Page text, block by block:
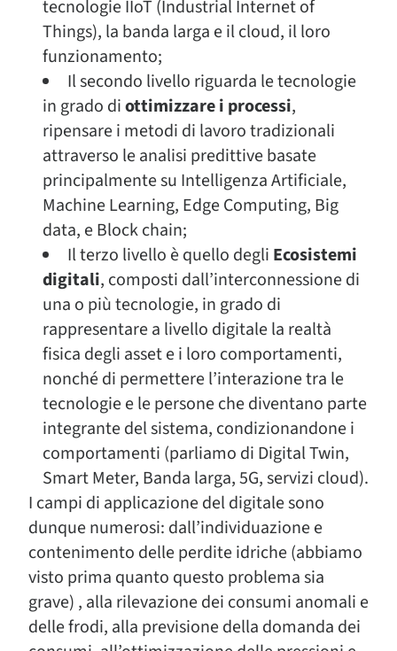
tecnologie IIoT (Industrial Internet of
Things), la banda larga e il cloud, il loro
funzionamento;
Il secondo livello riguarda le tecnologie
in grado diottimizzare i processi,
ripensare i metodi di lavoro tradizionali
attraverso le analisi predittive basate
principalmente su Intelligenza Artificiale,
Machine Learning, Edge Computing, Big
data, e Block chain;
Il terzo livello è quello degli Ecosistemi
digitali, composti dall’interconnessione di
una o più tecnologie, in grado di
rappresentare a livello digitale la realtà
fisica degli asset e i loro comportamenti,
nonché di permettere l’interazione tra le
tecnologie e le persone che diventano parte
integrante del sistema, condizionandone i
comportamenti (parliamo di Digital Twin,
Smart Meter, Banda larga, 5G, servizi cloud).
I campi di applicazione del digitale sono
dunque numerosi: dall’individuazione e
contenimento delle perdite idriche (abbiamo
visto prima quanto questo problema sia
grave) , alla rilevazione dei consumi anomali e
delle frodi, alla previsione della domanda dei